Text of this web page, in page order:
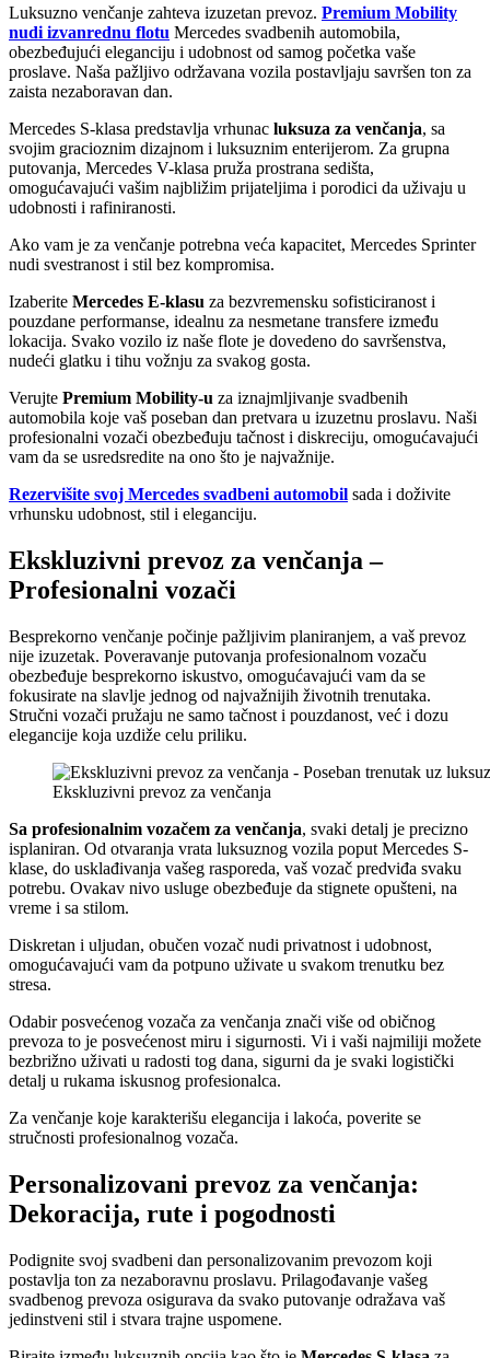
Luksuzno venčanje zahteva izuzetan prevoz. Premium Mobility
nudi izvanrednu flotu Mercedes svadbenih automobila,
obezbeđujući eleganciju i udobnost od samog početka vaše
proslave. Naša pažljivo održavana vozila postavljaju savršen ton za
zaista nezaboravan dan.
Mercedes S-klasa predstavlja vrhunac luksuza za venčanja, sa
svojim gracioznim dizajnom i luksuznim enterijerom. Za grupna
putovanja, Mercedes V-klasa pruža prostrana sedišta,
omogućavajući vašim najbližim prijateljima i porodici da uživaju u
udobnosti i rafiniranosti.
Ako vam je za venčanje potrebna veća kapacitet, Mercedes Sprinter
nudi svestranost i stil bez kompromisa.
Izaberite Mercedes E-klasu za bezvremensku sofisticiranost i
pouzdane performanse, idealnu za nesmetane transfere između
lokacija. Svako vozilo iz naše flote je dovedeno do savršenstva,
nudeći glatku i tihu vožnju za svakog gosta.
Verujte Premium Mobility-u za iznajmljivanje svadbenih
automobila koje vaš poseban dan pretvara u izuzetnu proslavu. Naši
profesionalni vozači obezbeđuju tačnost i diskreciju, omogućavajući
vam da se usredsredite na ono što je najvažnije.
Rezervišite svoj Mercedes svadbeni automobil sada i doživite
vrhunsku udobnost, stil i eleganciju.
Ekskluzivni prevoz za venčanja –
Profesionalni vozači
Besprekorno venčanje počinje pažljivim planiranjem, a vaš prevoz
nije izuzetak. Poveravanje putovanja profesionalnom vozaču
obezbeđuje besprekorno iskustvo, omogućavajući vam da se
fokusirate na slavlje jednog od najvažnijih životnih trenutaka.
Stručni vozači pružaju ne samo tačnost i pouzdanost, već i dozu
elegancije koja uzdiže celu priliku.
Ekskluzivni prevoz za venčanja
Sa profesionalnim vozačem za venčanja, svaki detalj je precizno
isplaniran. Od otvaranja vrata luksuznog vozila poput Mercedes S-
klase, do usklađivanja vašeg rasporeda, vaš vozač predviđa svaku
potrebu. Ovakav nivo usluge obezbeđuje da stignete opušteni, na
vreme i sa stilom.
Diskretan i uljudan, obučen vozač nudi privatnost i udobnost,
omogućavajući vam da potpuno uživate u svakom trenutku bez
stresa.
Odabir posvećenog vozača za venčanja znači više od običnog
prevoza to je posvećenost miru i sigurnosti. Vi i vaši najmiliji možete
bezbrižno uživati u radosti tog dana, sigurni da je svaki logistički
detalj u rukama iskusnog profesionalca.
Za venčanje koje karakterišu elegancija i lakoća, poverite se
stručnosti profesionalnog vozača.
Personalizovani prevoz za venčanja:
Dekoracija, rute i pogodnosti
Podignite svoj svadbeni dan personalizovanim prevozom koji
postavlja ton za nezaboravnu proslavu. Prilagođavanje vašeg
svadbenog prevoza osigurava da svako putovanje odražava vaš
jedinstveni stil i stvara trajne uspomene.